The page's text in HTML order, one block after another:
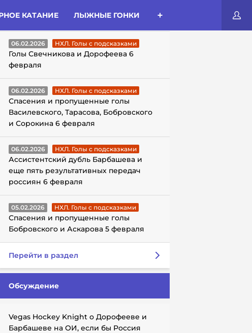
КАТАНИЕ ЛЫЖНЫЕ ГОНКИ
ГОЛЫ С ПОДСКАЗКАМИ
06.02.2026 НХЛ. Голы с подсказками
Голы Свечникова и Дорофеева 6
февраля
06.02.2026 НХЛ. Голы с подсказками
Спасения и пропущенные голы
Василевского, Тарасова, Бобровского
и Сорокина 6 февраля
06.02.2026 НХЛ. Голы с подсказками
Ассистентский дубль Барбашева и
еще пять результативных передач
россиян 6 февраля
05.02.2026 НХЛ. Голы с подсказками
Спасения и пропущенные голы
Бобровского и Аскарова 5 февраля
Перейти в раздел
Обсуждение
Vegas Hockey Knight о Дорофееве и
Барбашеве на ОИ, если бы Россия